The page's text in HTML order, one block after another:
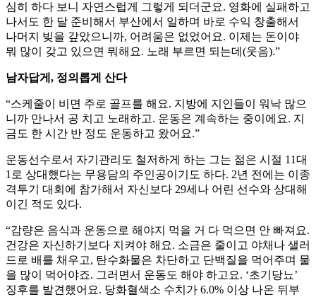
심히 하다 보니 자연스럽게 그렇게 되더군요. 영화에 실패하고
나서도 한 달 준비해서 부산에서 일하며 바로 수익 창출해서
나머지 빚을 갚았으니까, 어려움은 없었어요. 이제는 돈이야
뭐 많이 갖고 있으면 뭐해요. 노래 부르면 되는데(웃음).”
남자답게, 정의롭게 산다
“스케줄이 비면 주로 골프를 해요. 지방에 지인들이 워낙 많으
니까 만나서 공 치고 노래하고. 운동은 계속하는 중이에요. 지
금도 한 시간 반 정도 운동하고 왔어요.”
운동선수로서 자기관리도 철저하게 하는 그는 젊은 시절 11대
1로 상대했다는 무용담의 주인공이기도 하다. 2년 전에는 이종
격투기 대회에 참가해서 자신보다 29세나 어린 선수와 상대해
이긴 적도 있다.
“감량은 음식과 운동으로 해야지 먹을 거 다 먹으면 안 빠져요.
건강은 자신하기보다 지켜야 해요. 소금은 줄이고 야채나 샐러
드로 배를 채우고, 탄수화물은 차단하고 단백질을 먹어주며 물
을 많이 먹어야죠. 그러면서 운동도 해야 하고요. ‘초기당뇨’
징후를 발견했어요. 당화혈색소 수치가 6.0% 이상 나온 뒤부